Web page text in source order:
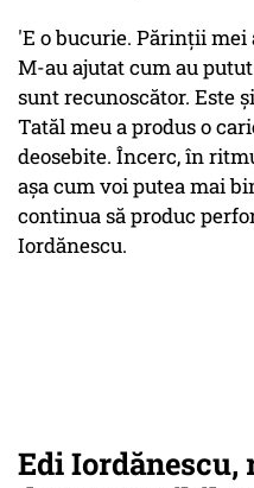
'E o bucurie. Părinții
M-au ajutat cum au
sunt recunoscător. Este
Tatăl meu a produs o
deosebite. Încerc, în
așa cum voi putea mai
continua să produc
Iordănescu.
Edi